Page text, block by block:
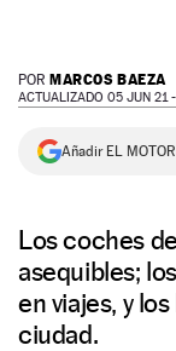
SERVICIOS
NEWSLETTER
POR MARCOS BAEZA
ACTUALIZADO 05 JUN 21
Añadir EL
Los coches
asequibles;
en viajes, y
ciudad.